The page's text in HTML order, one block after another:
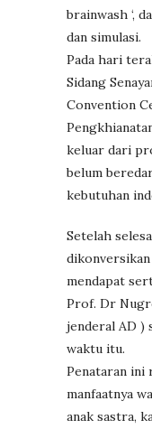
brainwash ‘,
dan simulasi.
Pada hari
Sidang
Convention
keluar dari
belum
kebutuhan
Setelah
dikonversikan
mendapat
Prof. Dr
jenderal AD )
waktu itu.
Penataran ini
manfaatnya
anak sastra,